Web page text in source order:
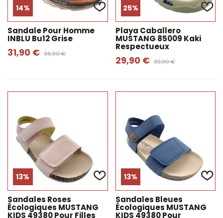
14%
Sandale Pour Homme
INBLU Bu12 Grise
31,90 € 36,90 €
25%
Playa Caballero
MUSTANG 85009 Kaki
Respectueux
29,90 € 39,90 €
13%
Sandales Roses
Écologiques MUSTANG
KIDS 49380 Pour Filles
13%
Sandales Bleues
Écologiques MUSTANG
KIDS 49380 Pour